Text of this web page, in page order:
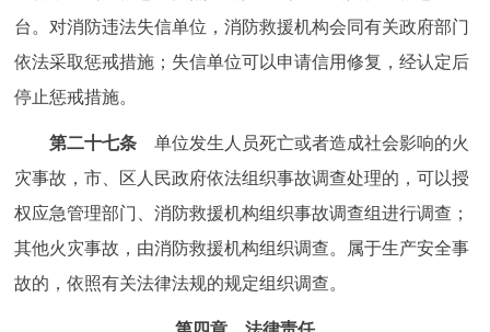
台。对消防违法失信单位，消防救援机构会同有关政府部门
依法采取惩戒措施；失信单位可以申请信用修复，经认定后
停止惩戒措施。
第二十七条 单位发生人员死亡或者造成社会影响的火
灾事故，市、区人民政府依法组织事故调查处理的，可以授
权应急管理部门、消防救援机构组织事故调查组进行调查；
其他火灾事故，由消防救援机构组织调查。属于生产安全事
故的，依照有关法律法规的规定组织调查。